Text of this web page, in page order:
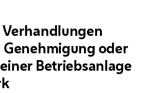
oder
Betriebsanlage